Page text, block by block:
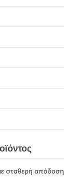
σταθερή